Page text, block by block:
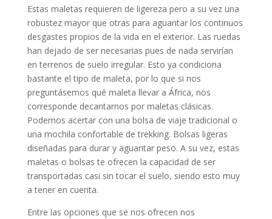
Estas maletas requieren de ligereza pero a su vez una
robustez mayor que otras para aguantar los continuos
desgastes propios de la vida en el exterior. Las ruedas
han dejado de ser necesarias pues de nada servirían
en terrenos de suelo irregular. Esto ya condiciona
bastante el tipo de maleta, por lo que si nos
preguntásemos qué maleta llevar a África, nos
corresponde decantarnos por maletas clásicas.
Podemos acertar con una bolsa de viaje tradicional o
una mochila confortable de trekking. Bolsas ligeras
diseñadas para durar y aguantar peso. A su vez, estas
maletas o bolsas te ofrecen la capacidad de ser
transportadas casi sin tocar el suelo, siendo esto muy
a tener en cuenta.
Entre las opciones que se nos ofrecen nos